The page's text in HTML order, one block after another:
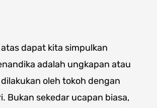
dapat kita simpulkan
adalah ungkapan atau
oleh tokoh dengan
Bukan sekedar ucapan biasa,